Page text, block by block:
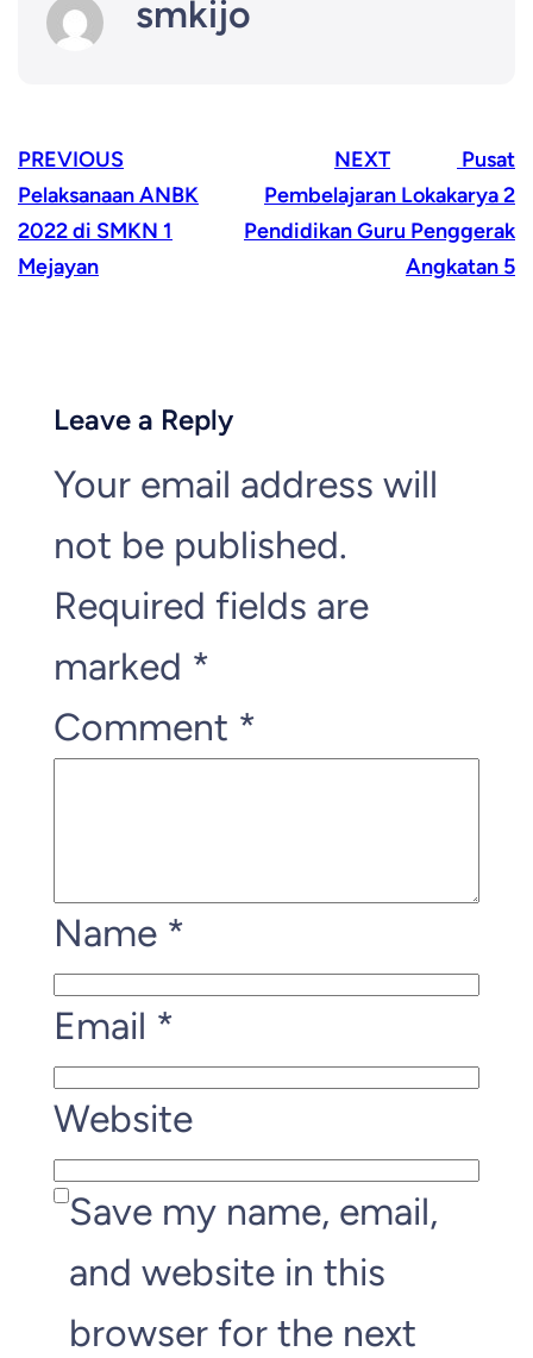
smkijo
PREVIOUS
Pelaksanaan ANBK
2022 di SMKN 1
Mejayan
NEXT
Pusat
Pembelajaran Lokakarya 2
Pendidikan Guru Penggerak
Angkatan 5
Leave a Reply
Your email address will
not be published.
Required fields are
marked *
Comment *
Name *
Email *
Website
Save my name, email,
and website in this
browser for the next